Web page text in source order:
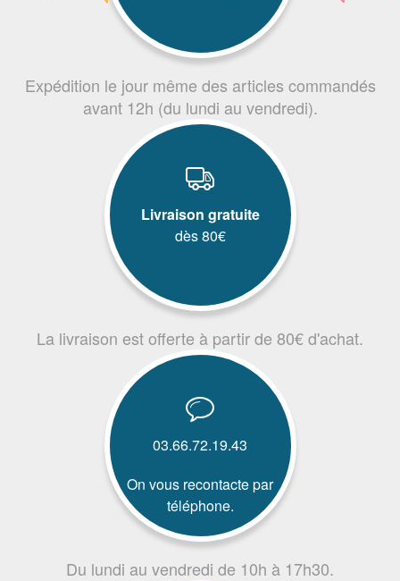
Expédition le jour même des articles commandés
avant 12h (du lundi au vendredi).
Livraison gratuite
dès 80€
La livraison est offerte à partir de 80€ d'achat.
03.66.72.19.43
On vous recontacte par
téléphone.
Du lundi au vendredi de 10h à 17h30.